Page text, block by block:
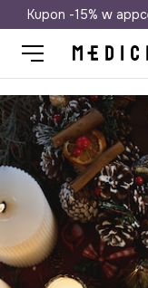
Kupon -15% w